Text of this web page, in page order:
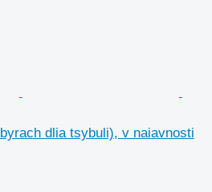
dlia tsybuli), v naiavnosti